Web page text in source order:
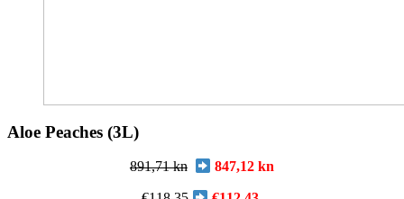
Aloe Peaches (3L)
891,71 kn 847,12 kn